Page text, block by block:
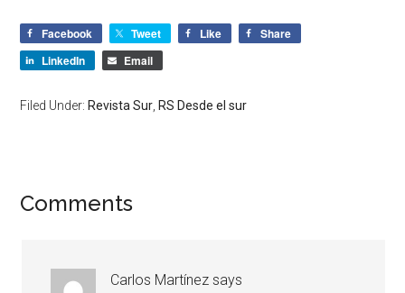
Facebook Tweet Like
Share
LinkedIn
Email
Filed Under: Revista Sur RS Desde el sur
Comments
Carlos Martínez says